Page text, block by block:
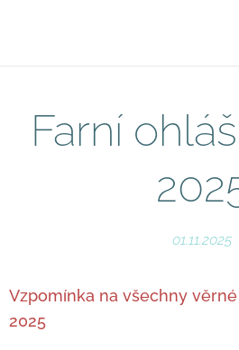
Farní
01.11.2025
Vzpomínka na všechny věrné
2025